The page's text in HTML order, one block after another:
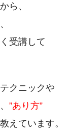
ら、
受講して
クニックや
”あり方”
えています。